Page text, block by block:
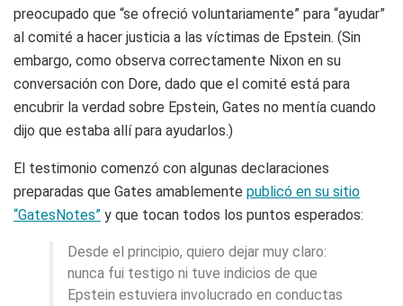
preocupado que “se ofreció voluntariamente” para “ayudar”
al comité a hacer justicia a las víctimas de Epstein. (Sin
embargo, como observa correctamente Nixon en su
conversación con Dore, dado que el comité está para
encubrir la verdad sobre Epstein, Gates no mentía cuando
dijo que estaba allí para ayudarlos.)
El testimonio comenzó con algunas declaraciones
preparadas que Gates amablemente publicó en su sitio
“GatesNotes” y que tocan todos los puntos esperados:
Desde el principio, quiero dejar muy claro:
nunca fui testigo ni tuve indicios de que
Epstein estuviera involucrado en conductas